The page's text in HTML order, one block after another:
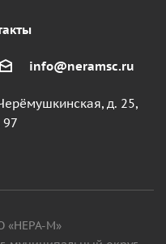
info@neramsc.ru
д. 25,
97
«НЕРА-М»